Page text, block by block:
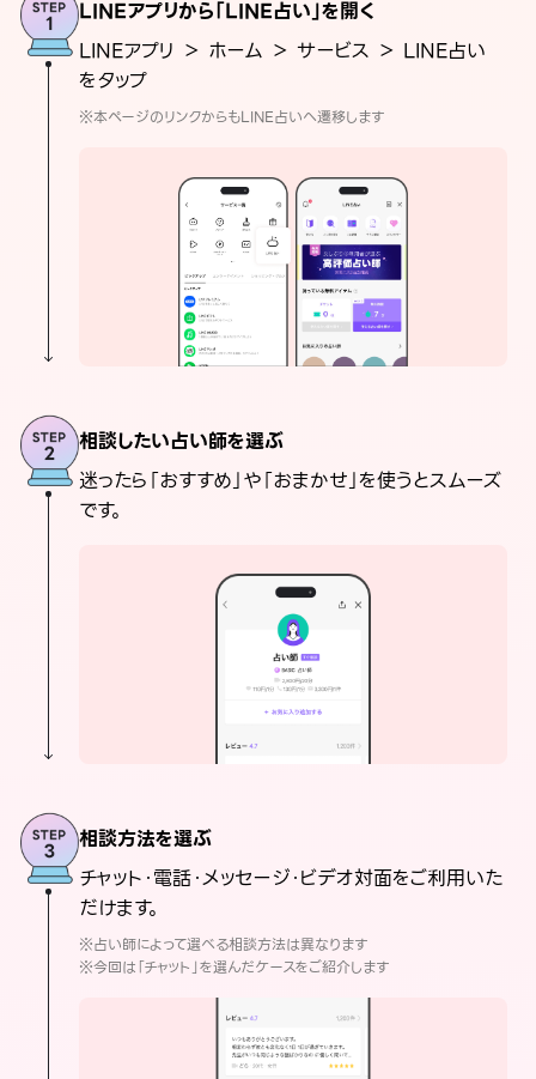
LINEアプリから「LINE占い」を開く
LINEアプリ ＞ ホーム ＞ サービス ＞ LINE占い
をタップ
※本ページのリンクからもLINE占いへ遷移します
相談したい占い師を選ぶ
迷ったら「おすすめ」や「おまかせ」を使うとスムーズ
です。
相談方法を選ぶ
チャット・電話・メッセージ・ビデオ対面をご利用いた
だけます。
※占い師によって選べる相談方法は異なります
※今回は「チャット」を選んだケースをご紹介します